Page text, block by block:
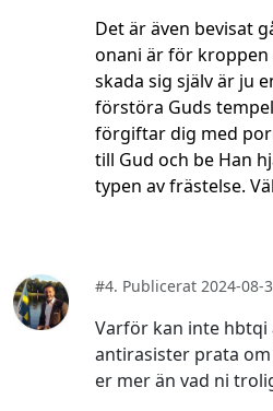
Det är även bevisat
onani är för kroppen
skada sig själv är ju
förstöra Guds
förgiftar dig med
till Gud och be Han
typen av frästelse.
#4. Publicerat 2024-08-
Varför kan inte hbtqi
antirasister prata
er mer än vad ni